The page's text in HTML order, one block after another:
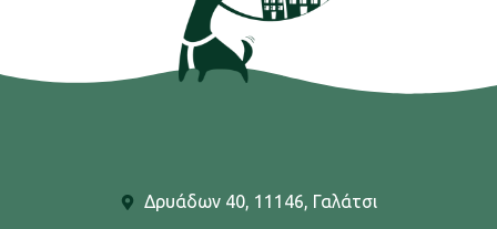
Δρυάδων 40, 11146, Γαλάτσι